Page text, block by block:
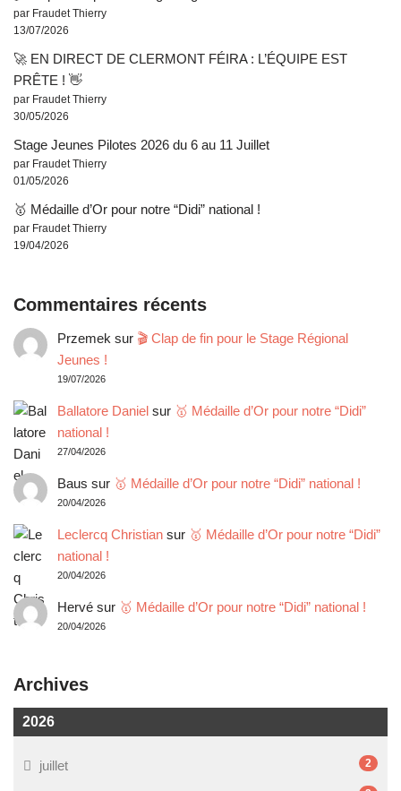
par Fraudet Thierry
13/07/2026
🚀 EN DIRECT DE CLERMONT FÉIRA : L’ÉQUIPE EST
PRÊTE ! 👋
par Fraudet Thierry
30/05/2026
Stage Jeunes Pilotes 2026 du 6 au 11 Juillet
par Fraudet Thierry
01/05/2026
🥇 Médaille d’Or pour notre “Didi” national !
par Fraudet Thierry
19/04/2026
Commentaires récents
Przemek sur 🎬 Clap de fin pour le Stage Régional
Jeunes !
19/07/2026
Ballatore Danielsur 🥇 Médaille d’Or pour notre “Didi”
national !
27/04/2026
Baus sur 🥇 Médaille d’Or pour notre “Didi” national !
20/04/2026
Leclercq Christiansur 🥇 Médaille d’Or pour notre “Didi”
national !
20/04/2026
Hervésur 🥇 Médaille d’Or pour notre “Didi” national !
20/04/2026
Archives
2026
juillet 2